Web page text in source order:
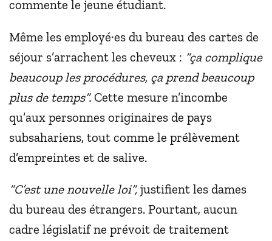
commente le jeune étudiant.
Même les employé·es du bureau des cartes de
séjour s’arrachent les cheveux : “ça complique
beaucoup les procédures, ça prend beaucoup
plus de temps”. Cette mesure n’incombe
qu’aux personnes originaires de pays
subsahariens, tout comme le prélèvement
d’empreintes et de salive.
“C’est une nouvelle loi”, justifient les dames
du bureau des étrangers. Pourtant, aucun
cadre législatif ne prévoit de traitement